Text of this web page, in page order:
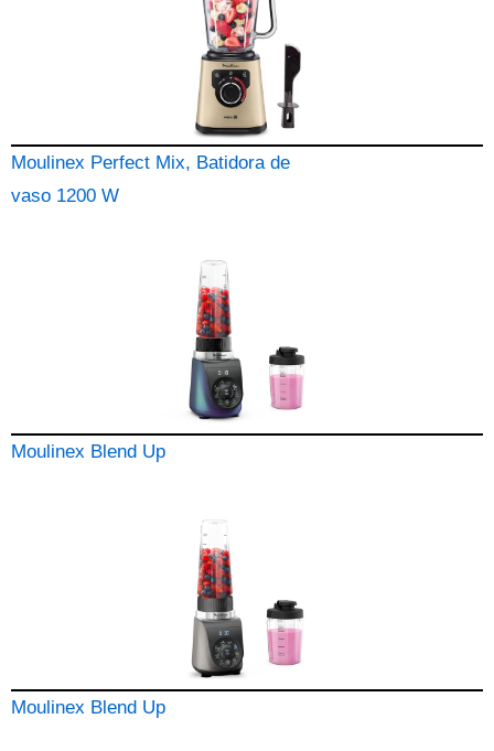
Moulinex Perfect Mix, Batidora de
vaso 1200 W
Moulinex Blend Up
Moulinex Blend Up